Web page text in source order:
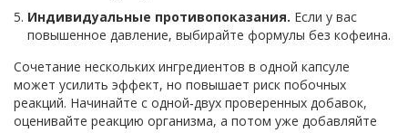
Индивидуальные противопоказания. Если у вас
повышенное давление, выбирайте формулы без кофеина.
Сочетание нескольких ингредиентов в одной капсуле
может усилить эффект, но повышает риск побочных
реакций. Начинайте с одной‑двух проверенных добавок,
оценивайте реакцию организма, а потом уже добавляйте